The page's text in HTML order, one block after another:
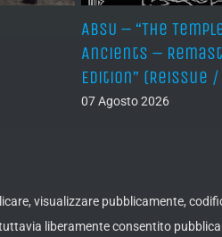
ABSU – “The
Ancients –
Edition” (Reissue
07 Agosto 2026
visualizzare pubblicamente,
liberamente consentito